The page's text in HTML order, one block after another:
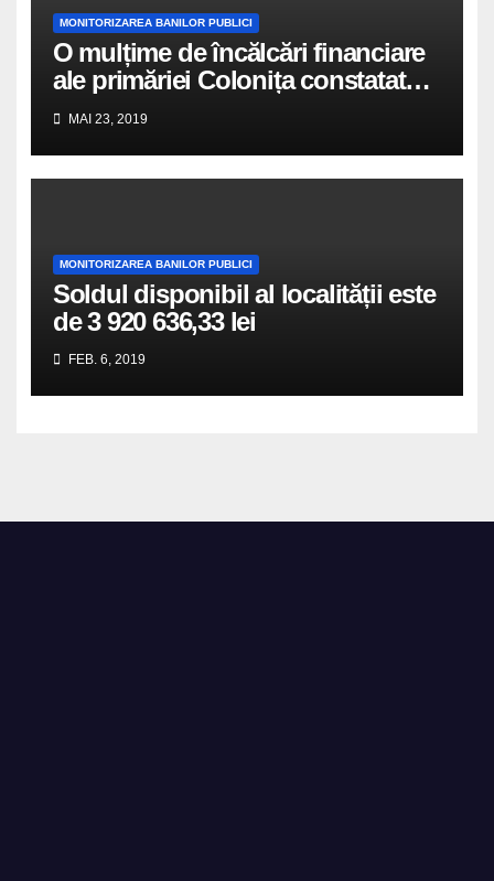
MONITORIZAREA BANILOR PUBLICI
O mulțime de încălcări financiare
ale primăriei Colonița constatate
în raportul Curții de Conturi
MAI 23, 2019
MONITORIZAREA BANILOR PUBLICI
Soldul disponibil al localității este
de 3 920 636,33 lei
FEB. 6, 2019